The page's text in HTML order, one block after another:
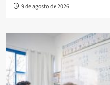
9 de agosto de 2026